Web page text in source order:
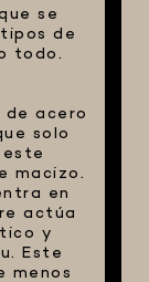
se
de
todo.
acero
solo
macizo.
en
actúa
y
Este
menos